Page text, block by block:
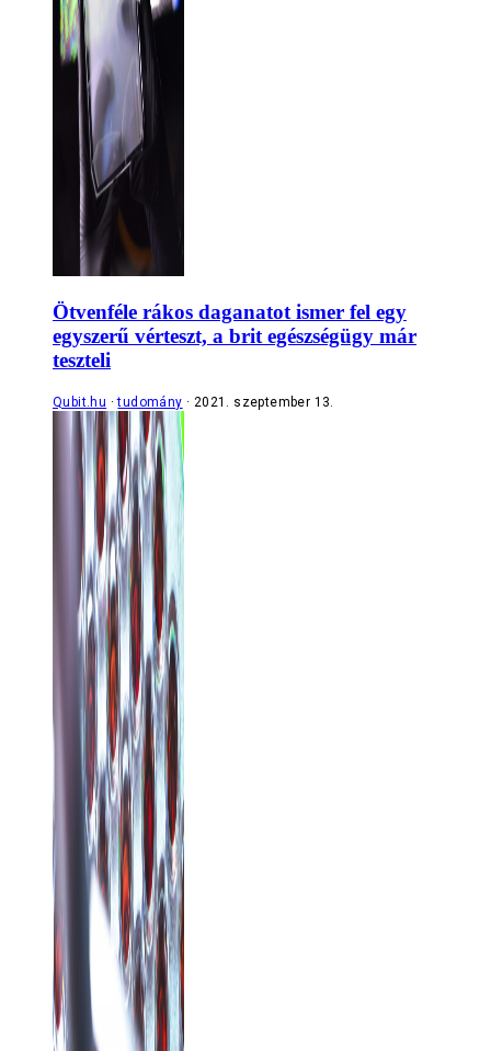
Ötvenféle rákos daganatot ismer fel egy
egyszerű vérteszt, a brit egészségügy már
teszteli
Qubit.hu tudomány 2021. szeptember 13.